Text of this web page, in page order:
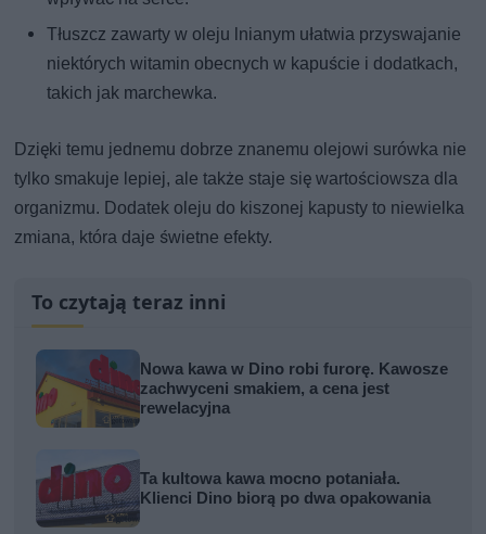
Tłuszcz zawarty w oleju lnianym ułatwia przyswajanie
niektórych witamin obecnych w kapuście i dodatkach,
takich jak marchewka.
Dzięki temu jednemu dobrze znanemu olejowi surówka nie
tylko smakuje lepiej, ale także staje się wartościowsza dla
organizmu. Dodatek oleju do kiszonej kapusty to niewielka
zmiana, która daje świetne efekty.
To czytają teraz inni
Nowa kawa w Dino robi furorę. Kawosze
zachwyceni smakiem, a cena jest
rewelacyjna
Ta kultowa kawa mocno potaniała.
Klienci Dino biorą po dwa opakowania